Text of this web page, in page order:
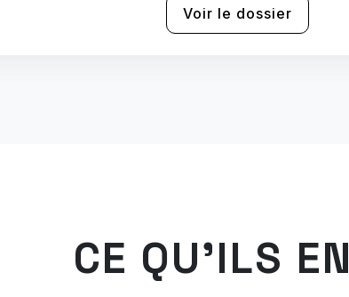
Voir le dossier
CE QU'ILS EN